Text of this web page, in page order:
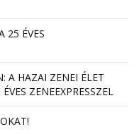
25 ÉVES
A HAZAI ZENEI ÉLET
ZENEEXPRESSZEL